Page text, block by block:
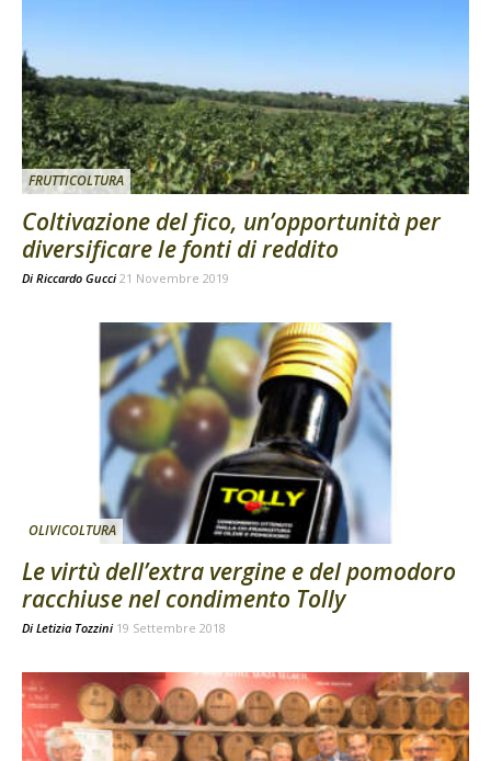
FRUTTICOLTURA
Coltivazione del fico, un’opportunità per
diversificare le fonti di reddito
Di Riccardo Gucci 21 Novembre 2019
OLIVICOLTURA
Le virtù dell’extra vergine e del pomodoro
racchiuse nel condimento Tolly
Di Letizia Tozzini 19 Settembre 2018